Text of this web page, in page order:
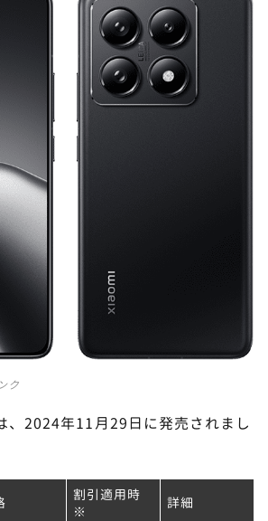
ク
2024年11月29日に発売されまし
割引適用時
※
詳細